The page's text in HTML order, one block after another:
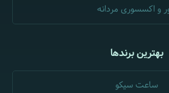
و اکسسوری مردانه
بهترین برندها
ساعت سیکو